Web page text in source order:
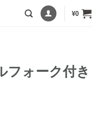
¥0
フォーク付き